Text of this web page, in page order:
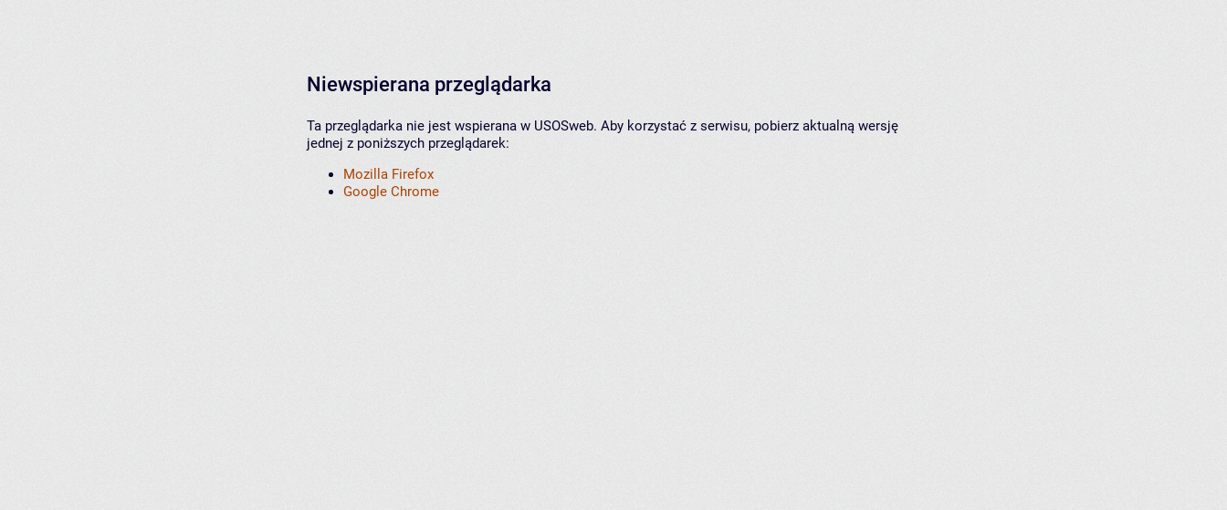
Niewspierana przeglądarka
Ta przeglądarka nie jest wspierana w USOSweb. Aby korzystać z serwisu, pobierz aktualną wersję
jednej z poniższych przeglądarek:
Mozilla Firefox
Google Chrome